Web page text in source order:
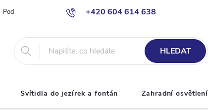
+420 604 614 638
info@bazenove-osvetleni.cz
Podmínky ochrany osobních údajů Odstoupení od smlouvy
HLEDAT
Svítidla do jezírek a fontán Zahradní osvětlení